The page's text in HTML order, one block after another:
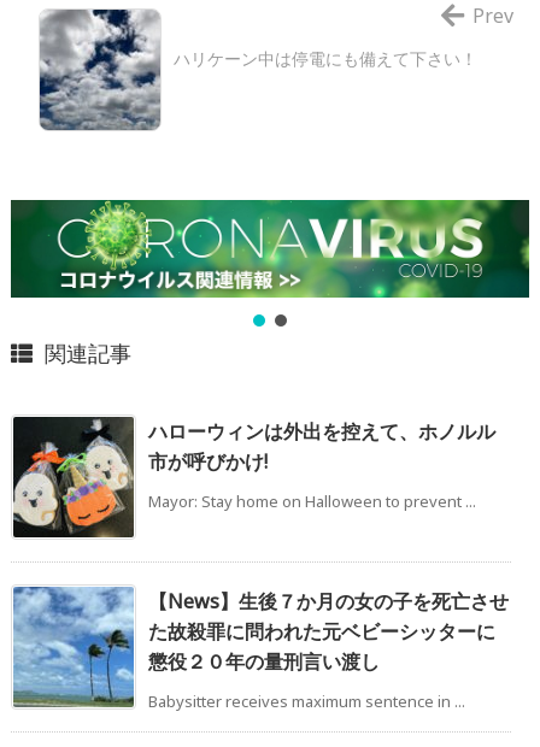
ハリケーン中は停電にも備えて下さい！
Prev
関連記事
ハローウィンは外出を控えて、ホノルル
市が呼びかけ!
Mayor: Stay home on Halloween to prevent ...
【News】生後７か月の女の子を死亡させ
た故殺罪に問われた元ベビーシッターに
懲役２０年の量刑言い渡し
Babysitter receives maximum sentence in ...